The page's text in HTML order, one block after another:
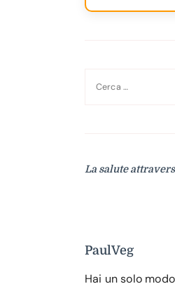
La salute
PaulVeg
Hai un solo